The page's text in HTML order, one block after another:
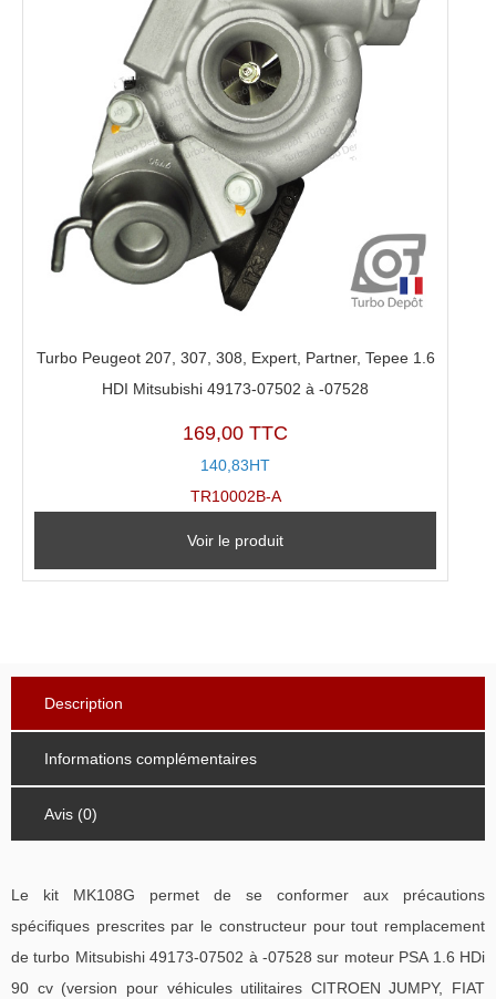
Turbo Peugeot 207, 307, 308, Expert, Partner, Tepee 1.6
HDI Mitsubishi 49173-07502 à -07528
169,00 TTC
140,83HT
TR10002B-A
Voir le produit
Description
Informations complémentaires
Avis (0)
Le kit MK108G permet de se conformer aux précautions
spécifiques prescrites par le constructeur pour tout remplacement
de turbo Mitsubishi 49173-07502 à -07528 sur moteur PSA 1.6 HDi
90 cv (version pour véhicules utilitaires CITROEN JUMPY, FIAT